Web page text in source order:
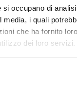
si occupano di
media, i quali
che ha fornito
dei loro servizi.